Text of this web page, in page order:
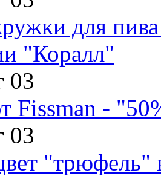
для
"Коралл"
03
Fissman -
03
"трюфель"